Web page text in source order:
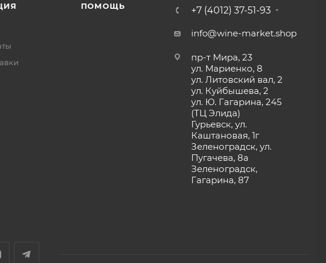
ПОМОЩЬ +7 (4012) 37-51-93
info@wine-market.shop
пр-т Мира, 23
ул. Мариенко, 8
ул. Литовский вал, 2
ул. Куйбышева, 2
ул. Ю. Гагарина, 245
(ТЦ Элида)
Гурьевск, ул.
Каштановая, 1г
Зеленоградск, ул.
Пугачева, 8а
Зеленоградск,
Гагарина, 87